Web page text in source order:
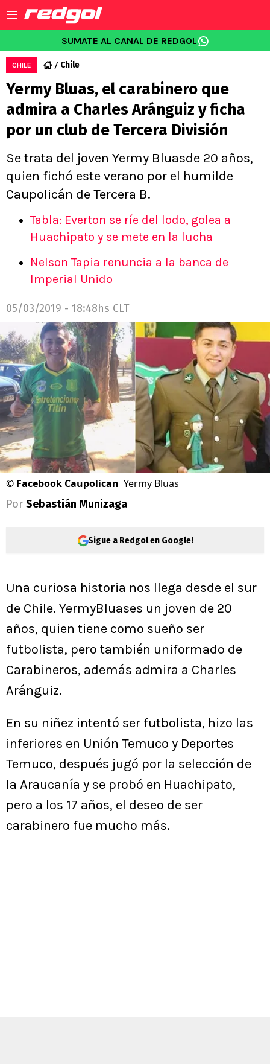
SUMATE AL CANAL DE REDGOL
CHILE Chile
Yermy Bluas, el carabinero que
admira a Charles Aránguiz y ficha
por un club de Tercera División
Se trata del joven Yermy Bluasde 20 años,
quien fichó este verano por el humilde
Caupolicán de Tercera B.
Tabla: Everton se ríe del lodo, golea a
Huachipato y se mete en la lucha
Nelson Tapia renuncia a la banca de
Imperial Unido
05/03/2019 - 18:48hs CLT
© Facebook Caupolican Yermy Bluas
Por Sebastián Munizaga
Sigue a Redgol en Google!
Una curiosa historia nos llega desde el sur
de Chile. YermyBluases un joven de 20
años, quien tiene como sueño ser
futbolista, pero también uniformado de
Carabineros, además admira a Charles
Aránguiz.
En su niñez intentó ser futbolista, hizo las
inferiores en Unión Temuco y Deportes
Temuco, después jugó por la selección de
la Araucanía y se probó en Huachipato,
pero a los 17 años, el deseo de ser
carabinero fue mucho más.